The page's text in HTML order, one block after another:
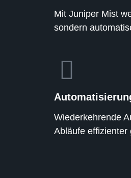
Mit Juniper Mist
sondern
Wiederkehrende
Abläufe effizienter